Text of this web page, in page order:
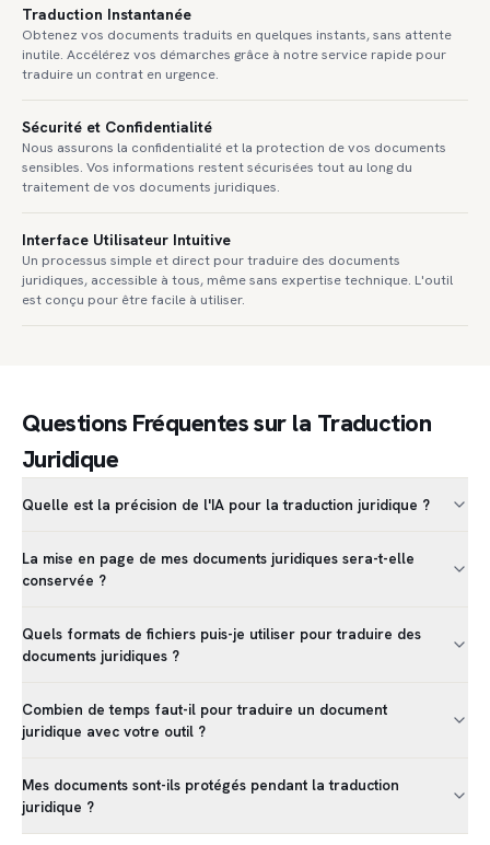
Traduction Instantanée
Obtenez vos documents traduits en quelques instants, sans attente
inutile. Accélérez vos démarches grâce à notre service rapide pour
traduire un contrat en urgence.
Sécurité et Confidentialité
Nous assurons la confidentialité et la protection de vos documents
sensibles. Vos informations restent sécurisées tout au long du
traitement de vos documents juridiques.
Interface Utilisateur Intuitive
Un processus simple et direct pour traduire des documents
juridiques, accessible à tous, même sans expertise technique. L'outil
est conçu pour être facile à utiliser.
Questions Fréquentes sur la Traduction
Juridique
Quelle est la précision de l'IA pour la traduction juridique ?
La mise en page de mes documents juridiques sera-t-elle
conservée ?
Quels formats de fichiers puis-je utiliser pour traduire des
documents juridiques ?
Combien de temps faut-il pour traduire un document
juridique avec votre outil ?
Mes documents sont-ils protégés pendant la traduction
juridique ?